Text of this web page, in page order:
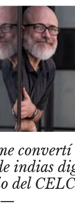
convertí
indias
del
—